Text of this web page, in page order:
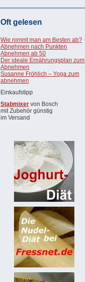
Oft gelesen
Wie nimmt man am Besten ab?
Abnehmen nach Punkten
Abnehmen ab 50
Der ideale Ernährungsplan zum
Abnehmen
Susanne Fröhlich – Yoga zum
abnehmen
Einkaufstipp
Stabmixer von Bosch
mit Zubehör günstig
im Versand